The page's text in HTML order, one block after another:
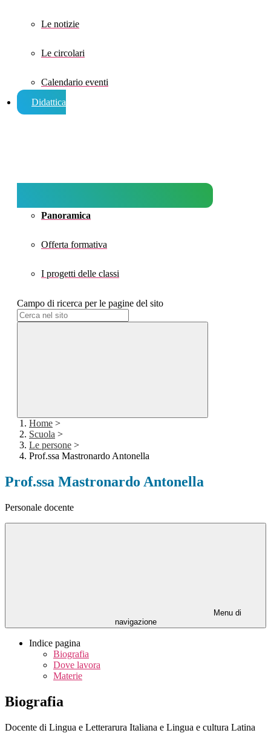
Le notizie
Le circolari
Calendario eventi
Didattica
Panoramica
Offerta formativa
I progetti delle classi
Campo di ricerca per le pagine del sito
Home >
Scuola >
Le persone >
Prof.ssa Mastronardo Antonella
Prof.ssa Mastronardo Antonella
Personale docente
Menu di
navigazione
Indice pagina
Biografia
Dove lavora
Materie
Biografia
Docente di Lingua e Letterarura Italiana e Lingua e cultura Latina